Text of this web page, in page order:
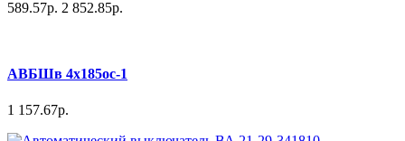
589.57р. 2 852.85р.
АВБШв 4х185ос-1
1 157.67р.